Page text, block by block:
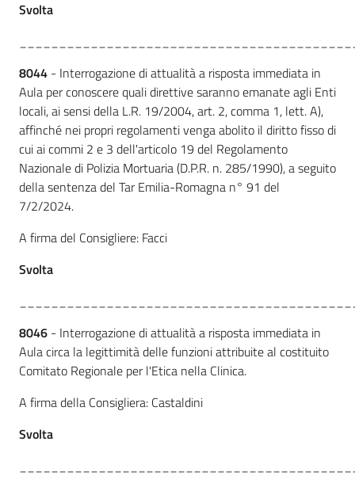
Svolta
8044 - Interrogazione di attualità a risposta immediata in
Aula per conoscere quali direttive saranno emanate agli Enti
locali, ai sensi della L.R. 19/2004, art. 2, comma 1, lett. A),
affinché nei propri regolamenti venga abolito il diritto fisso di
cui ai commi 2 e 3 dell'articolo 19 del Regolamento
Nazionale di Polizia Mortuaria (D.P.R. n. 285/1990), a seguito
della sentenza del Tar Emilia-Romagna n° 91 del
7/2/2024.
A firma del Consigliere: Facci
Svolta
8046 - Interrogazione di attualità a risposta immediata in
Aula circa la legittimità delle funzioni attribuite al costituito
Comitato Regionale per l'Etica nella Clinica.
A firma della Consigliera: Castaldini
Svolta